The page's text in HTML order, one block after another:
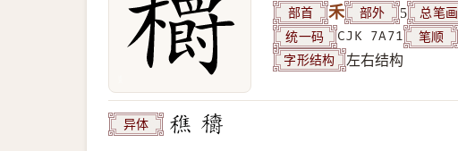
部首 禾 部外 5 总笔画
统一码 CJK 7A71 笔顺
字形结构 左右结构
异体